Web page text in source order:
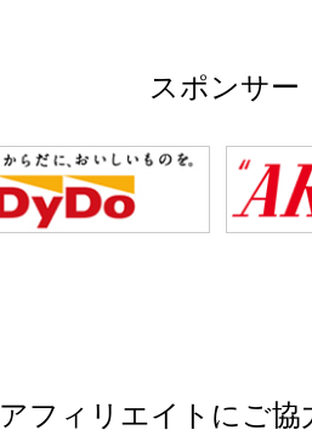
スポンサー
アフィリエイトにご協